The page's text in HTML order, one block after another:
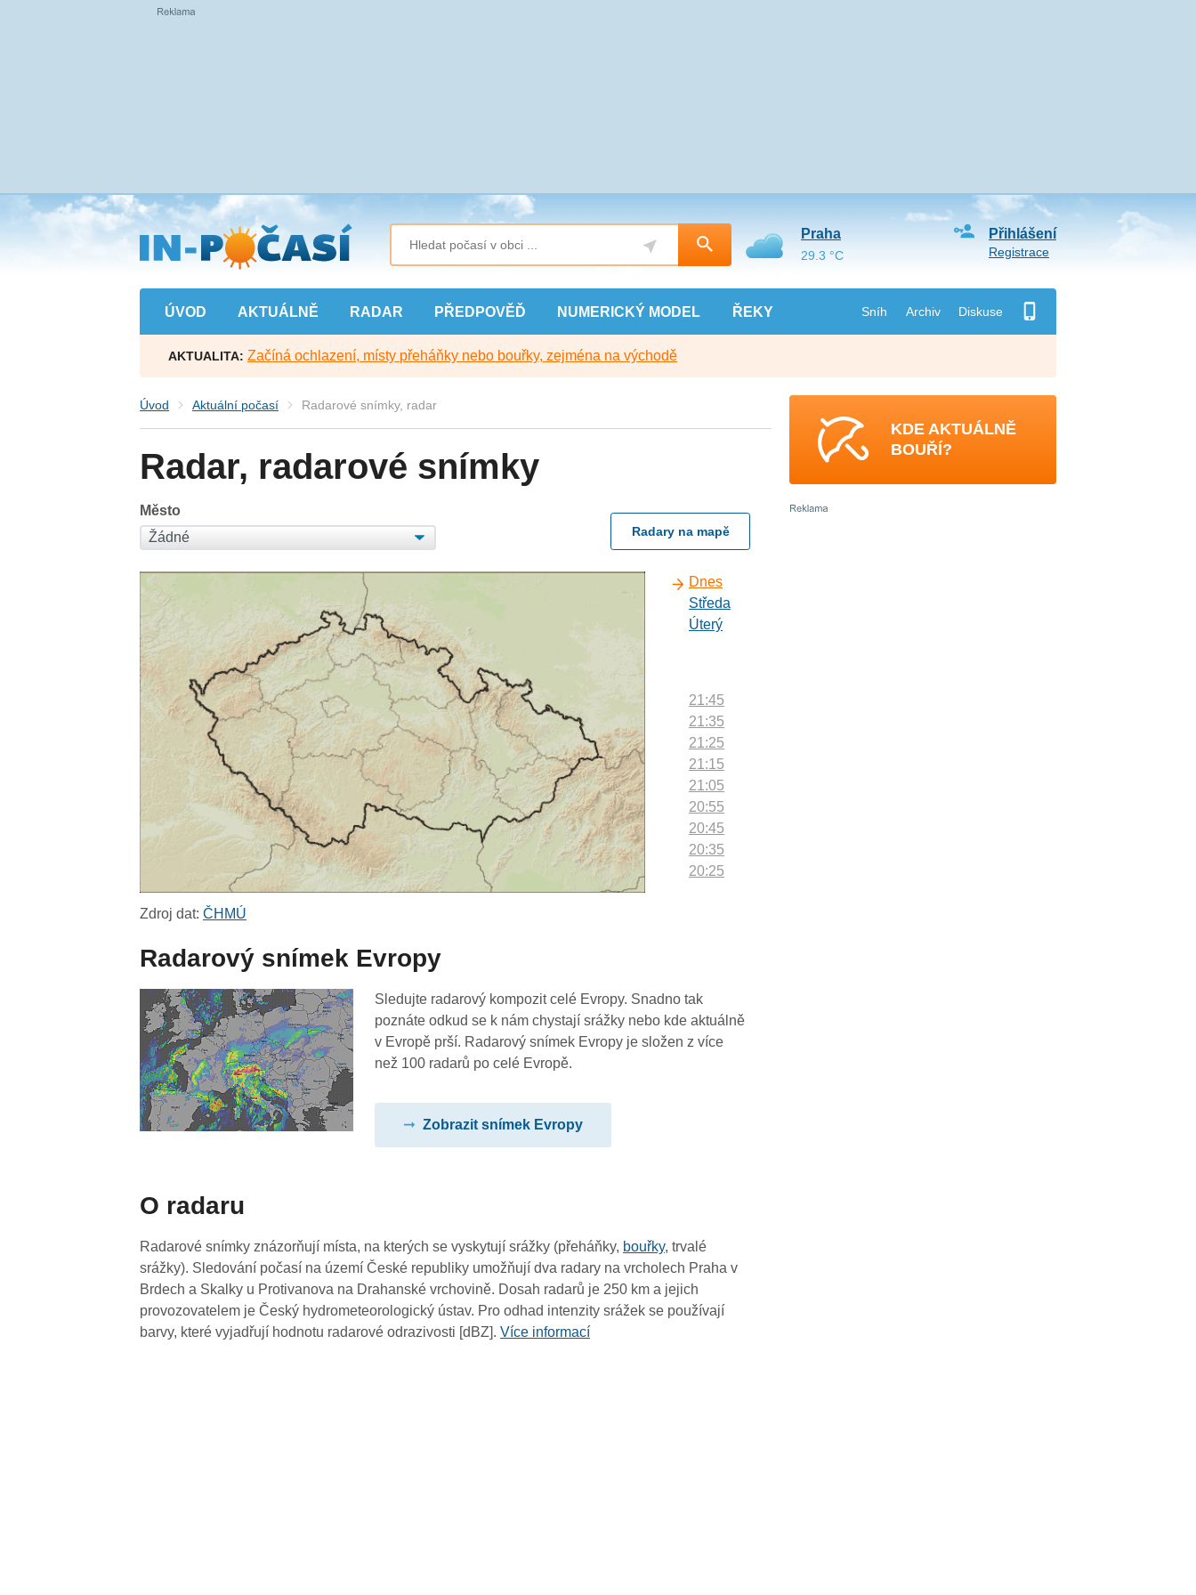
Přejít
na
hlavní
obsah
ÚVOD AKTUÁLNĚ RADAR PŘEDPOVĚĎ NUMERICKÝ MODEL ŘEKY Sníh Archiv Diskuse
Přihlášení
Registrace
Praha
29.3 °C
AKTUALITA: Začíná ochlazení, místy přeháňky nebo bouřky, zejména na východě
Úvod Aktuální počasí Radarové snímky, radar
Radar, radarové snímky
Město
Radary na mapě
Dnes
Středa
Úterý
21:45
21:35
21:25
21:15
21:05
20:55
20:45
20:35
20:25
19:25
19:15
19:05
17:25
17:15
17:05
16:55
Zdroj dat:ČHMÚ
Radarový snímek Evropy
Sledujte radarový kompozit celé Evropy. Snadno tak
poznáte odkud se k nám chystají srážky nebo kde aktuálně
v Evropě prší. Radarový snímek Evropy je složen z více
než 100 radarů po celé Evropě.
Zobrazit snímek Evropy
O radaru
Radarové snímky znázorňují místa, na kterých se vyskytují srážky (přeháňky, bouřky, trvalé
srážky). Sledování počasí na území České republiky umožňují dva radary na vrcholech Praha v
Brdech a Skalky u Protivanova na Drahanské vrchovině. Dosah radarů je 250 km a jejich
provozovatelem je Český hydrometeorologický ústav. Pro odhad intenzity srážek se používají
barvy, které vyjadřují hodnotu radarové odrazivosti [dBZ].Více informací
KDE AKTUÁLNĚ
BOUŘÍ?